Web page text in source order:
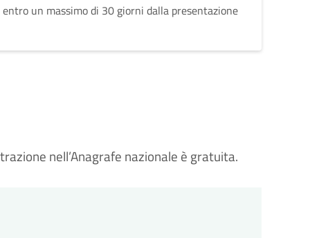
un massimo di 30 giorni dalla presentazione
nell’Anagrafe nazionale è gratuita.